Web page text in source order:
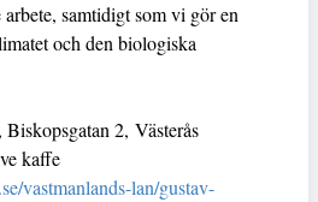
samtidigt som vi gör en
och den biologiska
2, Västerås
kaffe
vastmanlands-lan/gustav-